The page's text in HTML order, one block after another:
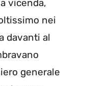
vicenda,
nei
davanti al
generale